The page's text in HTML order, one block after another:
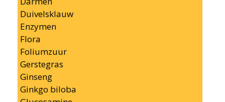
Duivelsklauw
Enzymen
Flora
Foliumzuur
Gerstegras
Ginseng
Ginkgo biloba